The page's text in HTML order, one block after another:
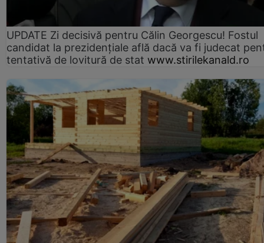
UPDATE Zi decisivă pentru Călin Georgescu! Fostul
candidat la prezidențiale află dacă va fi judecat
tentativă de lovitură de stat www.stirilekanald.ro